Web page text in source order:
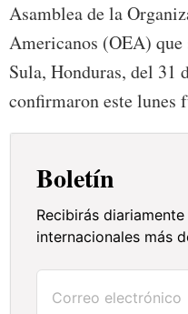
Asamblea de la
Americanos (OEA) que
Sula, Honduras, del 31
confirmaron este lunes
Boletín
Recibirás
internacionales más